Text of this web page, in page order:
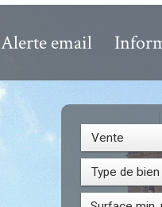
Alerte email
Vente
Type de bien